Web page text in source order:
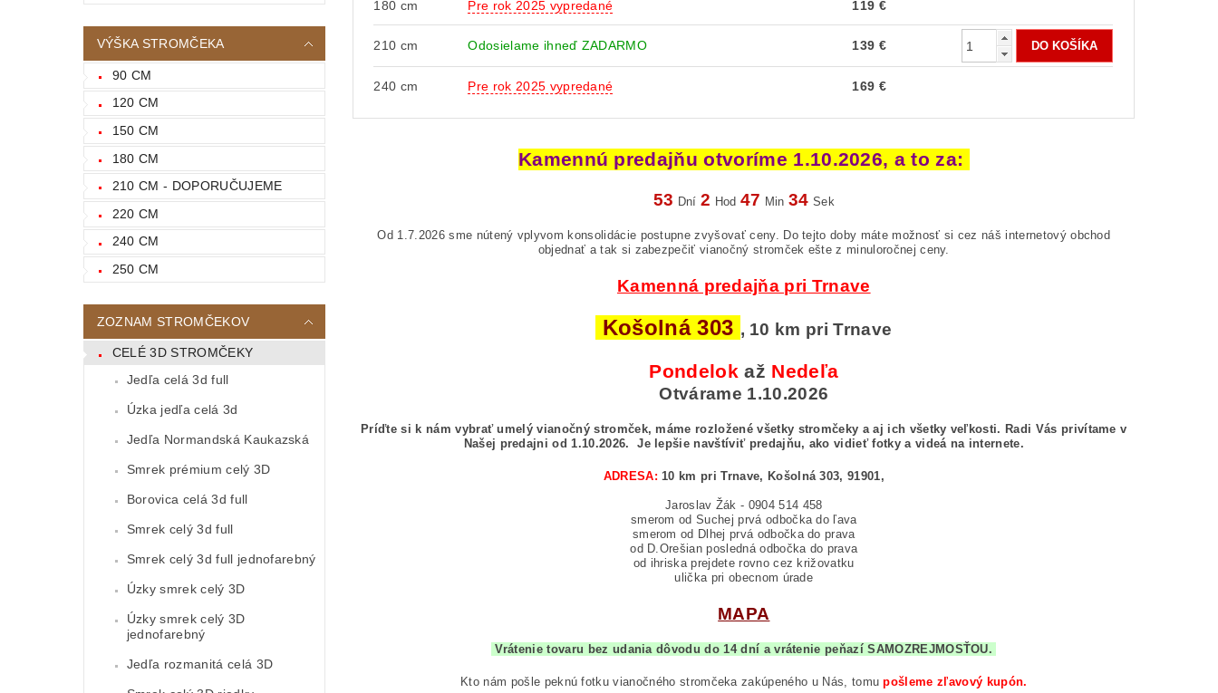
VÝŠKA STROMČEKA
90 CM
120 CM
150 CM
180 CM
210 CM - DOPORUČUJEME
220 CM
240 CM
250 CM
ZOZNAM STROMČEKOV
CELÉ 3D STROMČEKY
Jedľa celá 3d full
Úzka jedľa celá 3d
Jedľa Normandská Kaukazská
Smrek prémium celý 3D
Borovica celá 3d full
Smrek celý 3d full
Smrek celý 3d full jednofarebný
Úzky smrek celý 3D
Úzky smrek celý 3D
jednofarebný
Jedľa rozmanitá celá 3D
180 cm Pre rok 2025 vypredané 119 €
210 cm Odosielame ihneď ZADARMO 139 €
240 cm Pre rok 2025 vypredané 169 €
Kamennú predajňu otvoríme 1.10.2026, a to za:
53 Dní 2 Hod 47 Min33 Sek
Od 1.7.2026 sme nútený vplyvom konsolidácie postupne zvyšovať ceny. Do tejto doby máte možnosť si cez náš internetový obchod
objednať a tak si zabezpečiť vianočný stromček ešte z minuloročnej ceny.
Kamenná predajňa pri Trnave
Košolná 303 , 10 km pri Trnave
Pondelokaž Nedeľa
Otvárame 1.10.2026
Príďte si k nám vybrať umelý vianočný stromček, máme rozložené všetky stromčeky a aj ich všetky veľkosti. Radi Vás privítame v
Našej predajni od 1.10.2026.
Je lepšie navštíviť predajňu, ako vidieť fotky a videá na internete.
ADRESA:10 km pri Trnave, Košolná 303, 91901,
Jaroslav Žák - 0904 514 458
smerom od Suchej prvá odbočka do ľava
smerom od Dlhej prvá odbočka do prava
od D.Orešian posledná odbočka do prava
od ihriska prejdete rovno cez križovatku
ulička pri obecnom úrade
MAPA
Vrátenie tovaru bez udania dôvodu do 14 dní a vrátenie peňazí SAMOZREJMOSŤOU.
Kto nám pošle peknú fotku vianočného stromčeka zakúpeného u Nás, tomupošleme zľavový kupón.